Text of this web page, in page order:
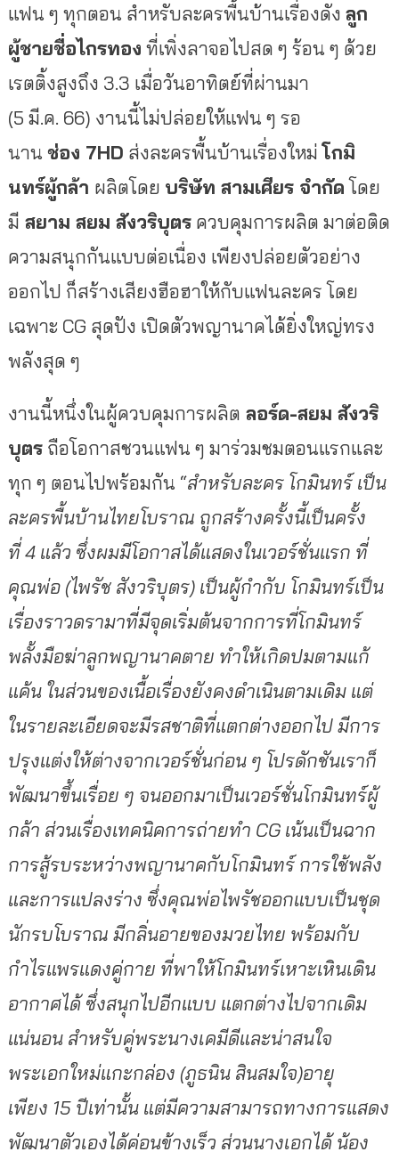
แฟน ๆ ทุกตอน สำหรับละครพื้นบ้านเรื่องดัง ลูก
ผู้ชายชื่อไกรทอง ที่เพิ่งลาจอไปสด ๆ ร้อน ๆ ด้วย
เรตติ้งสูงถึง 3.3 เมื่อวันอาทิตย์ที่ผ่านมา
(5 มี.ค. 66) งานนี้ไม่ปล่อยให้แฟน ๆ รอ
นาน ช่อง 7HD ส่งละครพื้นบ้านเรื่องใหม่โกมิ
นทร์ผู้กล้า ผลิตโดย บริษัท สามเศียร จำกัดโดย
มี สยาม สยม สังวริบุตรควบคุมการผลิต มาต่อติด
ความสนุกกันแบบต่อเนื่อง เพียงปล่อยตัวอย่าง
ออกไป ก็สร้างเสียงฮือฮาให้กับแฟนละคร โดย
เฉพาะ CG สุดปัง เปิดตัวพญานาคได้ยิ่งใหญ่ทรง
พลังสุด ๆ
งานนี้หนึ่งในผู้ควบคุมการผลิต ลอร์ด-สยม สังวริ
บุตรถือโอกาสชวนแฟน ๆ มาร่วมชมตอนแรกและ
ทุก ๆ ตอนไปพร้อมกัน “สำหรับละคร โกมินทร์ เป็น
ละครพื้นบ้านไทยโบราณ ถูกสร้างครั้งนี้เป็นครั้ง
ที่4 แล้ว ซึ่งผมมีโอกาสได้แสดงในเวอร์ชั่นแรก ที่
คุณพ่อ (ไพรัช สังวริบุตร) เป็นผู้กำกับ โกมินทร์เป็น
เรื่องราวดรามาที่มีจุดเริ่มต้นจากการที่โกมินทร์
พลั้งมือฆ่าลูกพญานาคตาย ทำให้เกิดปมตามแก้
แค้น ในส่วนของเนื้อเรื่องยังคงดำเนินตามเดิม แต่
ในรายละเอียดจะมีรสชาติที่แตกต่างออกไป มีการ
ปรุงแต่งให้ต่างจากเวอร์ชั่นก่อน ๆ โปรดักชันเราก็
พัฒนาขึ้นเรื่อย ๆ จนออกมาเป็นเวอร์ชั่นโกมินทร์ผู้
กล้า ส่วนเรื่องเทคนิคการถ่ายทำ CG เน้นเป็นฉาก
การสู้รบระหว่างพญานาคกับโกมินทร์ การใช้พลัง
และการแปลงร่าง ซึ่งคุณพ่อไพรัชออกแบบเป็นชุด
นักรบโบราณ มีกลิ่นอายของมวยไทย พร้อมกับ
กำไรแพรแดงคู่กาย ที่พาให้โกมินทร์เหาะเหินเดิน
อากาศได้ ซึ่งสนุกไปอีกแบบ แตกต่างไปจากเดิม
แน่นอน สำหรับคู่พระนางเคมีดีและน่าสนใจ
พระเอกใหม่แกะกล่อง (ภูธนิน สินสมใจ)อายุ
เพียง 15 ปีเท่านั้น แต่มีความสามารถทางการแสดง
พัฒนาตัวเองได้ค่อนข้างเร็ว ส่วนนางเอกได้ น้อง